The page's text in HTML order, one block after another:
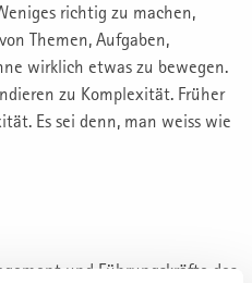
richtig zu machen,
Themen, Aufgaben,
wirklich etwas zu bewegen.
zu Komplexität. Früher
Es sei denn, man weiss wie
und Führungskräfte des